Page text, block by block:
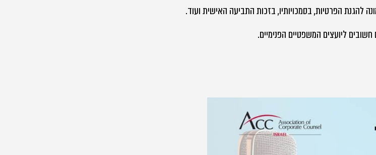
להגנת הפרטיות, בסמכויותיו, בזכות התביעה האישית ועוד.
ליועצים המשפטיים הפנימיים.